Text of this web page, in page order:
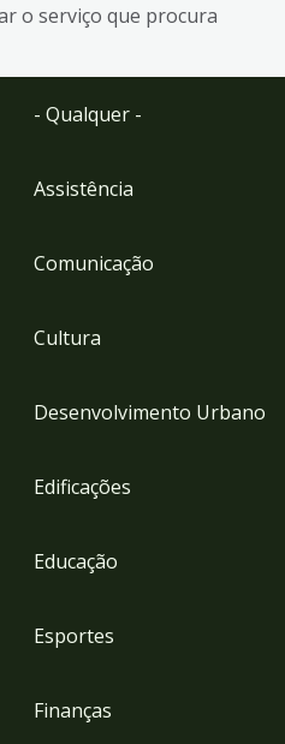
o serviço que procura
- Qualquer -
Assistência
Comunicação
Cultura
Desenvolvimento Urbano
Edificações
Educação
Esportes
Finanças